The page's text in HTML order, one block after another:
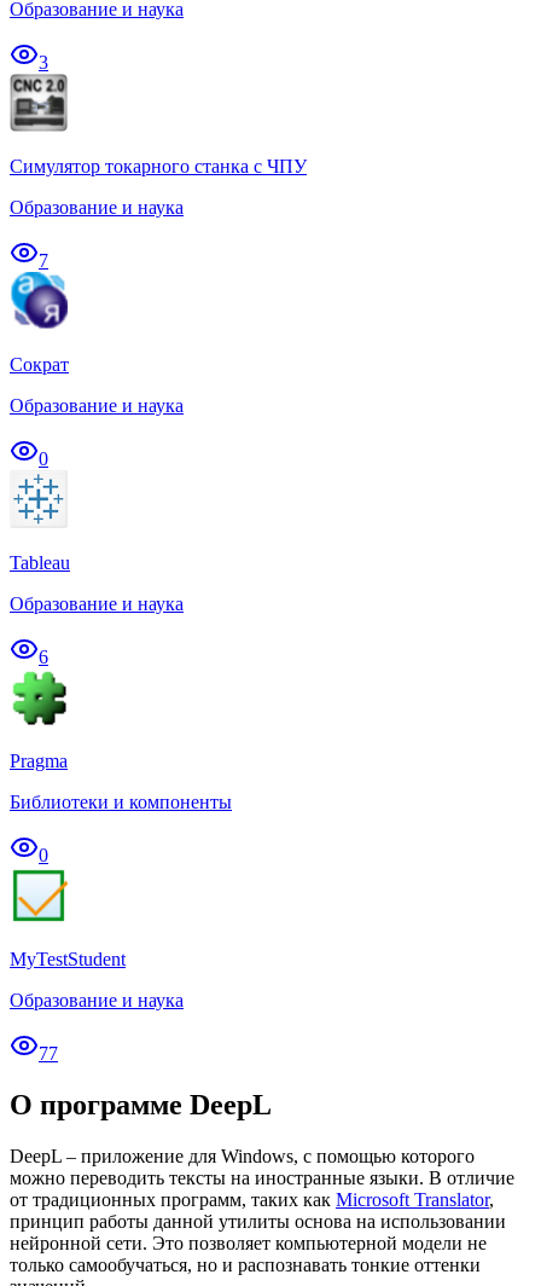
Образование и наука
3
Симулятор токарного станка с ЧПУ
Образование и наука
7
Сократ
Образование и наука
0
Tableau
Образование и наука
6
Pragma
Библиотеки и компоненты
0
MyTestStudent
Образование и наука
77
О программе DeepL
DeepL – приложение для Windows, с помощью которого
можно переводить тексты на иностранные языки. В отличие
от традиционных программ, таких как Microsoft Translator,
принцип работы данной утилиты основа на использовании
нейронной сети. Это позволяет компьютерной модели не
только самообучаться, но и распознавать тонкие оттенки